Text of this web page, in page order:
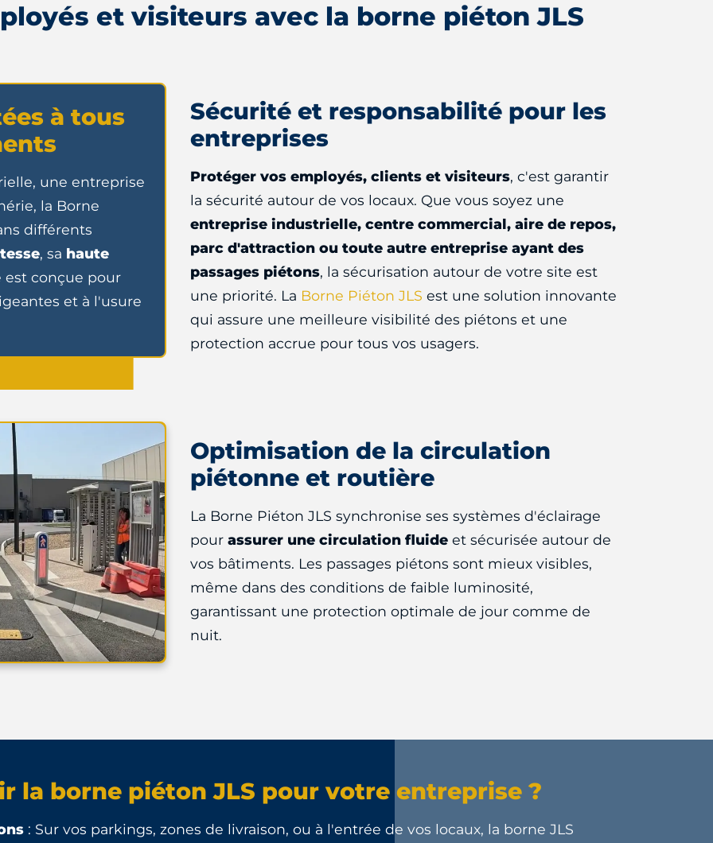
et visiteurs avec la borne piéton JLS
à tous
une entreprise
la Borne
différents
, sa haute
est conçue pour
et à l'usure
Sécurité et responsabilité pour les
entreprises
Protéger vos employés, clients et visiteurs, c'est garantir
la sécurité autour de vos locaux. Que vous soyez une
entreprise industrielle, centre commercial, aire de repos,
parc d'attraction ou toute autre entreprise ayant des
passages piétons, la sécurisation autour de votre site est
une priorité. La Borne Piéton JLS est une solution innovante
qui assure une meilleure visibilité des piétons et une
protection accrue pour tous vos usagers.
Optimisation de la circulation
piétonne et routière
La Borne Piéton JLS synchronise ses systèmes d'éclairage
pour assurer une circulation fluide et sécurisée autour de
vos bâtiments. Les passages piétons sont mieux visibles,
même dans des conditions de faible luminosité,
garantissant une protection optimale de jour comme de
nuit.
la borne piéton JLS pour votre entreprise ?
: Sur vos parkings, zones de livraison, ou à l'entrée de vos locaux, la borne JLS